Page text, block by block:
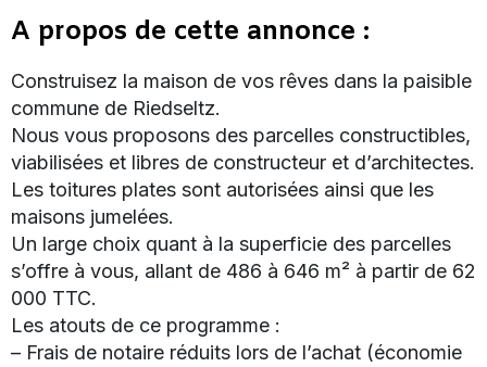
A propos de cette annonce :
Construisez la maison de vos rêves dans la paisible
commune de Riedseltz.
Nous vous proposons des parcelles constructibles,
viabilisées et libres de constructeur et d’architectes.
Les toitures plates sont autorisées ainsi que les
maisons jumelées.
Un large choix quant à la superficie des parcelles
s’offre à vous, allant de 486 à 646 m² à partir de 62
000 TTC.
Les atouts de ce programme :
– Frais de notaire réduits lors de l’achat (économie